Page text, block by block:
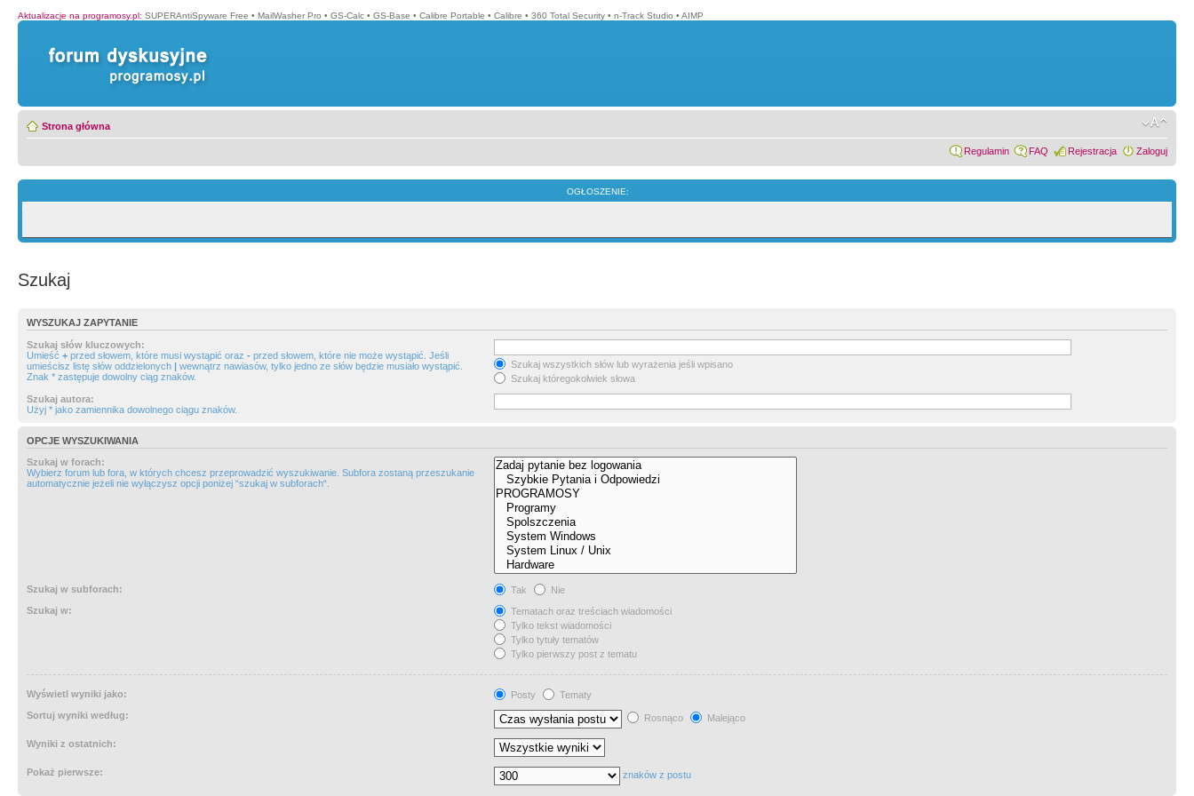
Aktualizacje na programosy.pl: SUPERAntiSpyware Free • MailWasher Pro • GS-Calc • GS-Base • Calibre Portable • Calibre • 360 Total Security • n-Track Studio • AIMP
Strona główna
Regulamin FAQ Rejestracja Zaloguj
OGŁOSZENIE:
Szukaj
WYSZUKAJ ZAPYTANIE
Szukaj słów kluczowych:
Umieść + przed słowem, które musi wystąpić oraz - przed słowem, które nie może wystąpić. Jeśli
umieścisz listę słów oddzielonych | wewnątrz nawiasów, tylko jedno ze słów będzie musiało wystąpić.
Znak * zastępuje dowolny ciąg znaków.
Szukaj wszystkich słów lub wyrażenia jeśli wpisano
Szukaj któregokolwiek słowa
Szukaj autora:
Użyj * jako zamiennika dowolnego ciągu znaków.
OPCJE WYSZUKIWANIA
Szukaj w forach:
Wybierz forum lub fora, w których chcesz przeprowadzić wyszukiwanie. Subfora zostaną przeszukanie
automatycznie jeżeli nie wyłączysz opcji poniżej “szukaj w subforach“.
Szukaj w subforach: Tak
Nie
Szukaj w:
Tematach oraz treściach wiadomości
Tylko tekst wiadomości
Tylko tytuły tematów
Tylko pierwszy post z tematu
Wyświetl wyniki jako: Posty
Tematy
Sortuj wyniki według:
Rosnąco Malejąco
Wyniki z ostatnich:
Pokaż pierwsze: znaków z postu